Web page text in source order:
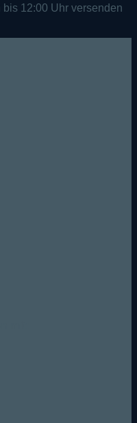
12:00 Uhr versenden